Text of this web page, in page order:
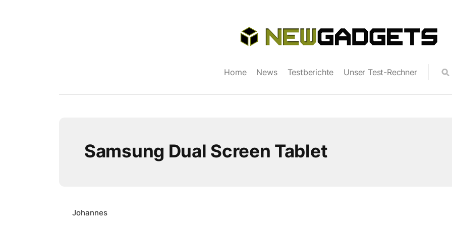
Home News Testberichte Unser Test-Rechner
Samsung Dual Screen Tablet
Johannes